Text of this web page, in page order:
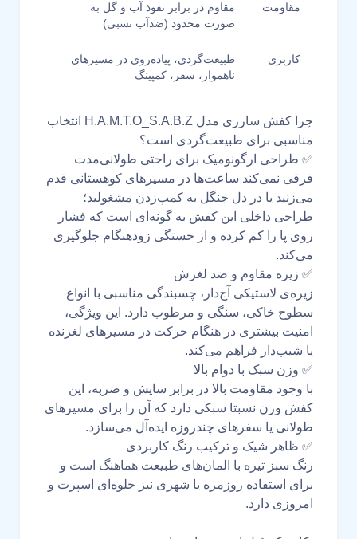
مقاومت
مقاوم در برابر نفوذ آب و گل به
صورت محدود (ضدآب نسبی)
کاربری
طبیعت‌گردی، پیاده‌روی در مسیرهای
ناهموار، سفر، کمپینگ
چرا کفش سارزی مدل H.A.M.T.O_S.A.B.Z انتخاب
مناسبی برای طبیعت‌گردی است؟
✅ طراحی ارگونومیک برای راحتی طولانی‌مدت
فرقی نمی‌کند ساعت‌ها در مسیرهای کوهستانی قدم
می‌زنید یا در دل جنگل به کمپ‌زدن مشغولید؛
طراحی داخلی این کفش به گونه‌ای است که فشار
روی پا را کم کرده و از خستگی زودهنگام جلوگیری
می‌کند.
✅ زیره مقاوم و ضد لغزش
زیره‌ی لاستیکی آج‌دار، چسبندگی مناسبی با انواع
سطوح خاکی، سنگی و مرطوب دارد. این ویژگی،
امنیت بیشتری در هنگام حرکت در مسیرهای لغزنده
یا شیب‌دار فراهم می‌کند.
✅ وزن سبک با دوام بالا
با وجود مقاومت بالا در برابر سایش و ضربه، این
کفش وزن نسبتا سبکی دارد که آن را برای مسیرهای
طولانی یا سفرهای چندروزه ایده‌آل می‌سازد.
✅ ظاهر شیک و ترکیب رنگ کاربردی
رنگ سبز تیره با المان‌های طبیعت هماهنگ است و
برای استفاده روزمره یا شهری نیز جلوه‌ای اسپرت و
امروزی دارد.